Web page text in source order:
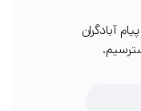
آبادگران